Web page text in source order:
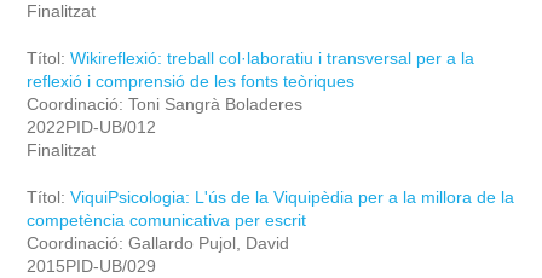
Finalitzat
Títol: Wikireflexió: treball col·laboratiu i transversal per a la
reflexió i comprensió de les fonts teòriques
Coordinació: Toni Sangrà Boladeres
2022PID-UB/012
Finalitzat
Títol: ViquiPsicologia: L'ús de la Viquipèdia per a la millora de la
competència comunicativa per escrit
Coordinació: Gallardo Pujol, David
2015PID-UB/029